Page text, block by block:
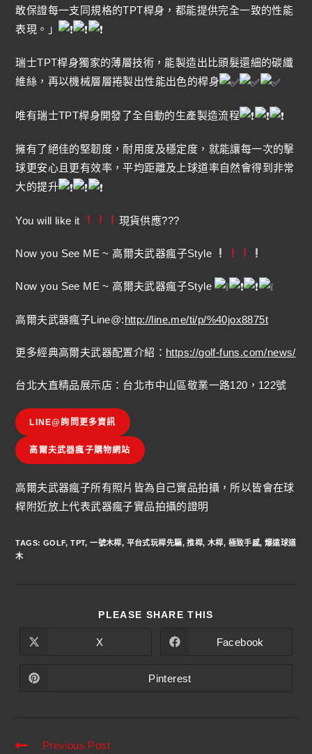
敢保證每一支同規格的TPT桿身，都能提供完全一致的性能
表現。」
瑞士TPT桿身獨家的薄層技術，能製造出比頭髮還細的碳纖
維絲，再以機械層層捲製出性能出色的桿身
唯有瑞士TPT桿身開發了全自動的生產製造流程
擁有了絕佳的堅韌度，耐用度及穩定度，就能讓每一次的擊
球更安心且更有效率，平均距離及上球道率自然會得到非常
大的提升
You will like it 現貨供應???
Now you See ME ~ 高爾夫武器瘋子Style
Now you See ME ~ 高爾夫武器瘋子Style
高爾夫武器瘋子Line@:http://line.me/ti/p/%40jox8875t
更多經典高爾夫武器配置介紹： https://golf-funs.com/news/
台北大直精品展示店：台北市中山區敬業一路120，122號
LINE@詢問更多資訊
高爾夫武器瘋子購物網站
高爾夫武器瘋子所有照片皆為自己實品拍攝，所以皆會在球
桿附近放上代表武器瘋子實品拍攝的證明
TAGS: GOLF, TPT, 一號木桿, 平台式玩桿先驅, 推桿, 木桿, 極致手感, 爆遠球道
木
PLEASE SHARE THIS
X Facebook
Pinterest
Previous Post